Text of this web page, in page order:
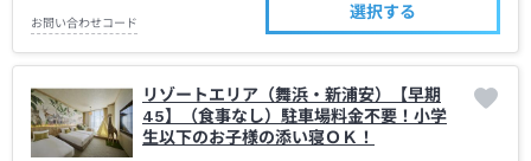
お問い合わせコード
選択する
リゾートエリア（舞浜・新浦安）【早期
45】（食事なし）駐車場料金不要！小学
生以下のお子様の添い寝ＯＫ！